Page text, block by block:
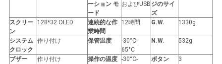
ーション モ
ード
およびUSB ジのサイ
ズ
スクリー
ン
128*32 OLED
連続的な作
業時間
12時間 G.W. 1330g
システム
クロック
作り付け 保管温度
-30°C-
65°C
N.W. 532g
ブザー 作り付け 操作の温度 -30°C-
ボタン 3